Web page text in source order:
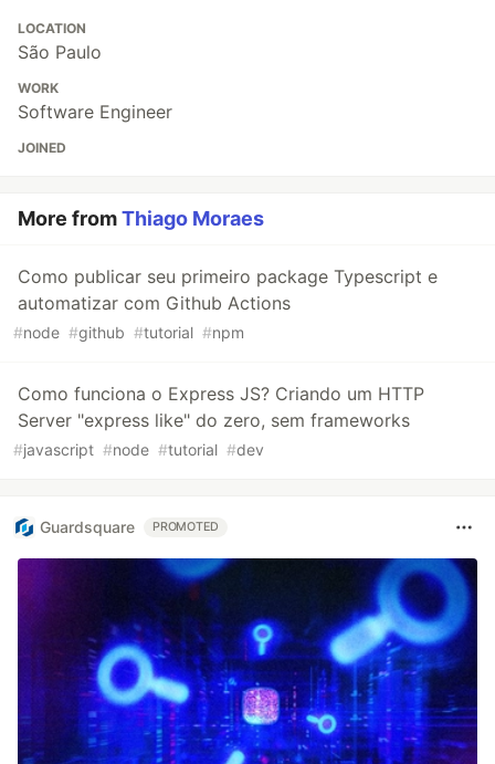
LOCATION
São Paulo
WORK
Software Engineer
JOINED
More fromThiago Moraes
Como publicar seu primeiro package Typescript e
automatizar com Github Actions
#node #github #tutorial #npm
Como funciona o Express JS? Criando um HTTP
Server "express like" do zero, sem frameworks
#javascript #node #tutorial #dev
Guardsquare PROMOTED